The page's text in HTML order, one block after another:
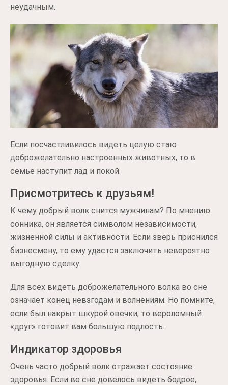
неудачным.
Если посчастливилось видеть целую стаю
доброжелательно настроенных животных, то в
семье наступит лад и покой.
Присмотритесь к друзьям!
К чему добрый волк снится мужчинам? По мнению
сонника, он является символом независимости,
жизненной силы и активности. Если зверь приснился
бизнесмену, то ему удастся заключить невероятно
выгодную сделку.
Для всех видеть доброжелательного волка во сне
означает конец невзгодам и волнениям. Но помните,
если был накрыт шкурой овечки, то вероломный
«друг» готовит вам большую подлость.
Индикатор здоровья
Очень часто добрый волк отражает состояние
здоровья. Если во сне довелось видеть бодрое,